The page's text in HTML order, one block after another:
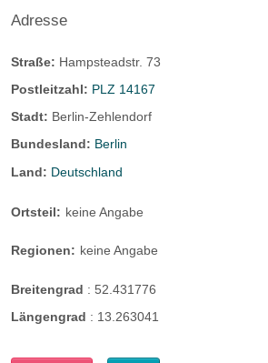
Adresse
Straße: Hampsteadstr. 73
Postleitzahl: PLZ 14167
Stadt: Berlin-Zehlendorf
Bundesland: Berlin
Land: Deutschland
Ortsteil: keine Angabe
Regionen: keine Angabe
Breitengrad : 52.431776
Längengrad : 13.263041